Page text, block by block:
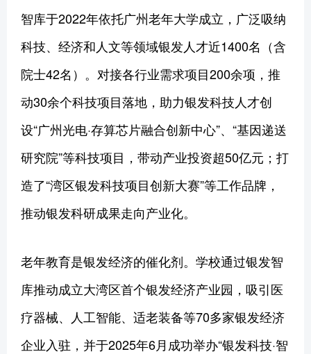
智库于2022年依托广州老年大学成立，广泛吸纳
科技、经济和人文等领域银发人才近1400名（含
院士42名）。对接各行业需求项目200余项，推
动30余个科技项目落地，助力银发科技人才创
设“广州光电·存算芯片融合创新中心”、“基因递送
研究院”等科技项目，带动产业投资超50亿元；打
造了“湾区银发科技项目创新大赛”等工作品牌，
推动银发科研成果走向产业化。
老年教育是银发经济的催化剂。学校通过银发智
库推动成立大湾区首个银发经济产业园，吸引医
疗器械、人工智能、适老装备等70多家银发经济
企业入驻，并于2025年6月成功举办“银发科技·智